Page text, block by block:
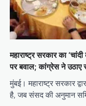
महाराष्ट्र सरकार का
पर बवाल; कांग्रेस ने उठाए
मुंबई। महाराष्ट्र सरकार
है, जब संसद की अनुमान